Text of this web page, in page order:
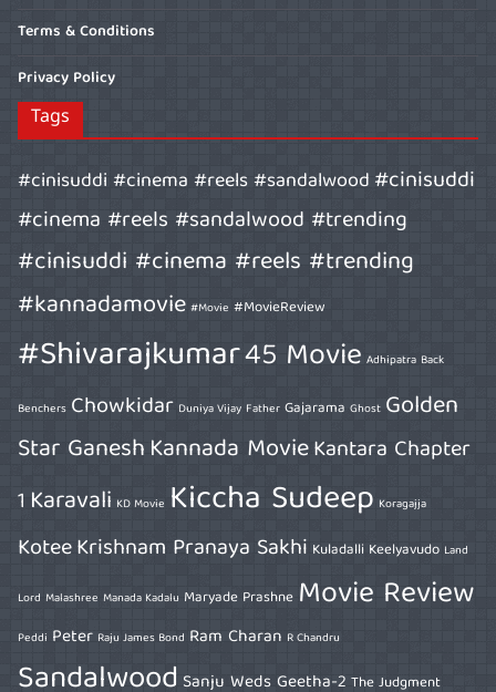
Terms & Conditions
Privacy Policy
Tags
#cinisuddi #cinema #reels #sandalwood#cinisuddi
#cinema #reels #sandalwood #trending
#cinisuddi #cinema #reels #trending
#kannadamovie #Movie #MovieReview
#Shivarajkumar45 Movie Adhipatra Back
Benchers Chowkidar Duniya Vijay Father Gajarama Ghost Golden
Star GaneshKannada MovieKantara Chapter
1 Karavali KD Movie Kiccha Sudeep Koragajja
KoteeKrishnam Pranaya Sakhi Kuladalli Keelyavudo Land
Lord Malashree Manada Kadalu Maryade Prashne Movie Review
Peddi Peter Raju James Bond Ram Charan R Chandru
Sandalwood Sanju Weds Geetha-2 The Judgment